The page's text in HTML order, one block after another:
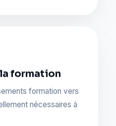
formation
formation vers
nécessaires à